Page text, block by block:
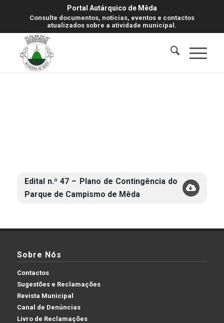
Portal Autárquico de Mêda
Consulte documentos, notícias, eventos e contactos
atualizados sobre a atividade municipal.
Edital n.º 47 – Plano de Contingência do
Parque de Campismo de Mêda
Sobre Nós
Contactos
Sugestões e Reclamações
Revista Municipal
Canal de Denúncias
Livro de Reclamações